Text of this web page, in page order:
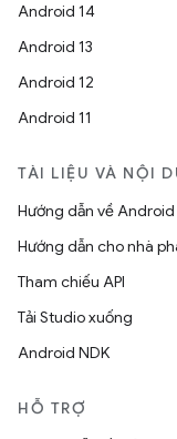
Android 14
Android 13
Android 12
Android 11
TÀI LIỆU VÀ NỘI
Hướng dẫn về
Hướng dẫn cho nhà
Tham chiếu API
Tải Studio xuống
Android NDK
HỖ TRỢ